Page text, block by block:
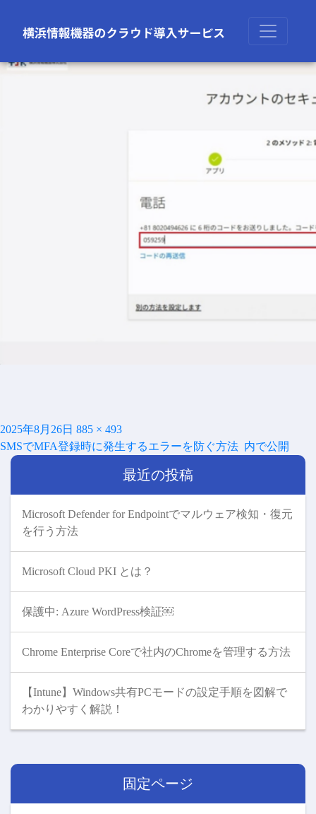
次の画像
投
稿
日:
2025年8月26日 フ
ル
ズ
885 × 493
投
SMSでMFA登録時に発生するエラーを防ぐ方法 内で公開
最近の投稿
Microsoft Defender for Endpointでマルウェア検知・復元
を行う方法
Microsoft Cloud PKI とは？
保護中: Azure WordPress検証￼
Chrome Enterprise Coreで社内のChromeを管理する方法
【Intune】Windows共有PCモードの設定手順を図解で
わかりやすく解説！
固定ページ